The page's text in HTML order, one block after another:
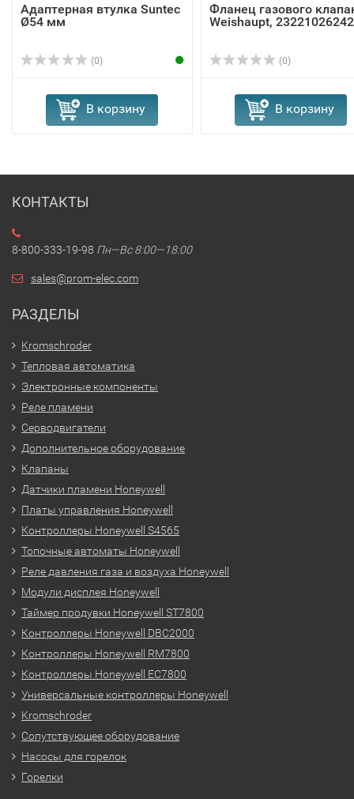
Адаптерная втулка Suntec
Ø54 мм
(0)
В корзину
Фланец газового
Weishaupt, 23221026242
(0)
В корзину
КОНТАКТЫ
8-800-333-19-98 Пн—Вс 8:00—18:00
sales@prom-elec.com
РАЗДЕЛЫ
Kromschroder
Тепловая автоматика
Электронные компоненты
Реле пламени
Серводвигатели
Дополнительное оборудование
Клапаны
Датчики пламени Honeywell
Платы управления Honeywell
Контроллеры Honeywell S4565
Топочные автоматы Honeywell
Реле давления газа и воздуха Honeywell
Модули дисплея Honeywell
Таймер продувки Honeywell ST7800
Контроллеры Honeywell DBC2000
Контроллеры Honeywell RM7800
Контроллеры Honeywell EC7800
Универсальные контроллеры Honeywell
Kromschroder
Сопутствующее оборудование
Насосы для горелок
Горелки